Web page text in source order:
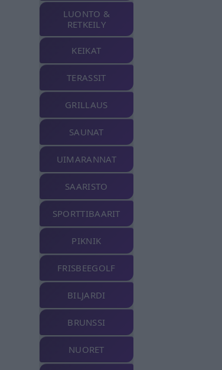
LUONTO &
RETKEILY
KEIKAT
TERASSIT
GRILLAUS
SAUNAT
UIMARANNAT
SAARISTO
SPORTTIBAARIT
PIKNIK
FRISBEEGOLF
BILJARDI
BRUNSSI
NUORET